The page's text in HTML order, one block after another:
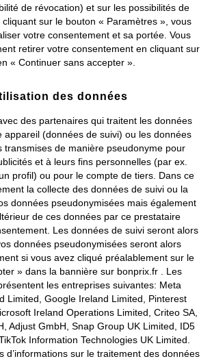
Retrouvez bonprix sur
avec en sus frais de port & de service
personnelles Paramètres des cookies
légales Résilier le contrat
bonprix.Tous droits réservés.
Deutsch Français
de révocation) et sur les possibilités de
sur le bouton « Paramètres », vous
votre consentement et sa portée. Vous
retirer votre consentement en cliquant sur
« Continuer sans accepter ».
des données
des partenaires qui traitent les données
appareil (données de suivi) ou les données
transmises de manière pseudonyme pour
et à leurs fins personnelles (par ex.
profil) ou pour le compte de tiers. Dans ce
la collecte des données de suivi ou la
données pseudonymisées mais également
de ces données par ce prestataire
Les données de suivi seront alors
données pseudonymisées seront alors
si vous avez cliqué préalablement sur le
» dans la bannière sur bonprix.fr . Les
les entreprises suivantes: Meta
Limited, Google Ireland Limited, Pinterest
Ireland Operations Limited, Criteo SA,
Adjust GmbH, Snap Group UK Limited, ID5
Information Technologies UK Limited.
d’informations sur le traitement des données